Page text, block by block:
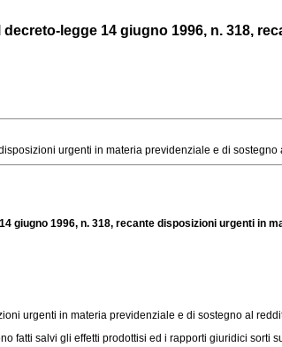
legge 14 giugno 1996, n. 318,
urgenti in materia previdenziale e di sostegno
giugno 1996, n. 318, recante disposizioni urgenti in
urgenti in materia previdenziale e di sostegno al
fatti salvi gli effetti prodottisi ed i rapporti giuridici sorti